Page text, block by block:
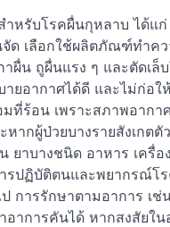
ำหรับโรคผื่นกุหลาบ ได้
ด เลือกใช้ผลิตภัณฑ์ทำค
าผื่น ถูผื่นแรง ๆ และตัดเ
ายอากาศได้ดี และไม่ก่อใ
ที่ร้อน เพราะสภาพอาก
ากผู้ป่วยบางรายสังเกตตั
ยาบางชนิด อาหาร เครื่
รปฏิบัติตนและพยากรณ์โ
ป การรักษาตามอาการ
อาการคันได้ หากสงสัยใ